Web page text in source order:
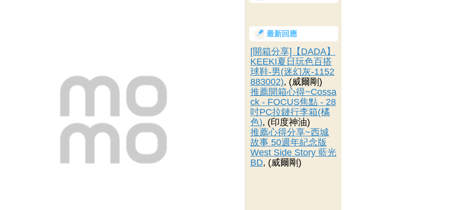
最新回應
[開箱分享]【DADA】
KEEKI夏日玩色百搭
球鞋-男(迷幻灰-1152
883002), (威爾剛)
推薦開箱心得~Cossa
ck - FOCUS焦點 - 28
吋PC拉鏈行李箱(橘
色), (印度神油)
推薦心得分享~西城
故事 50週年紀念版
West Side Story 藍光
BD, (威爾剛)